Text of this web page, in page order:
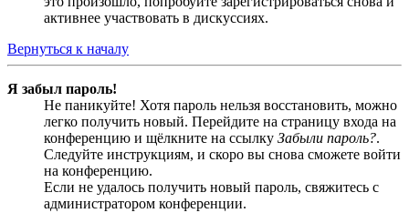
активнее участвовать в дискуссиях.
Вернуться к началу
Я забыл пароль!
Не паникуйте! Хотя пароль нельзя восстановить, можно
легко получить новый. Перейдите на страницу входа на
конференцию и щёлкните на ссылку Забыли пароль?.
Следуйте инструкциям, и скоро вы снова сможете войти
на конференцию.
Если не удалось получить новый пароль, свяжитесь с
администратором конференции.